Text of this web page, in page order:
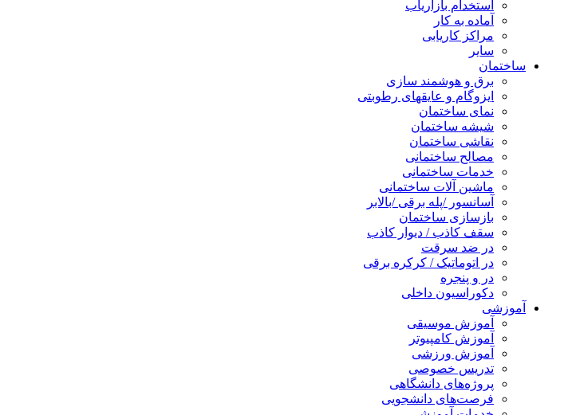
استخدام بازاریاب
آماده به کار
مراکز کاریابی
سایر
ساختمان
برق و هوشمند سازی
ایزوگام و عایقهای رطوبتی
نمای ساختمان
شیشه ساختمان
نقاشی ساختمان
مصالح ساختمانی
خدمات ساختمانی
ماشین آلات ساختمانی
آسانسور /پله برقی /بالابر
بازسازی ساختمان
سقف کاذب / دیوار کاذب
در ضد سرقت
در اتوماتیک / کرکره برقی
در و پنجره
دکوراسیون داخلی
آموزشی
آموزش موسیقی
آموزش کامپیوتر
آموزش ورزشی
تدریس خصوصی
پروژه‌های دانشگاهی
فرصت‌های دانشجویی